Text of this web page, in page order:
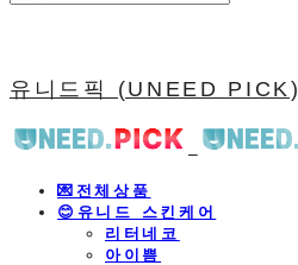
유니드픽 (UNEED PICK)
💌전체상품
😊유니드 스킨케어
리터네코
아이쁨